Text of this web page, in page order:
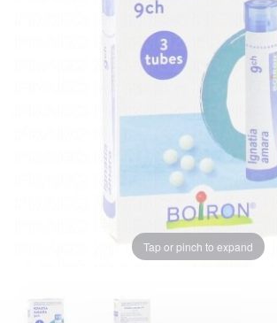
Tap or pinch to expand